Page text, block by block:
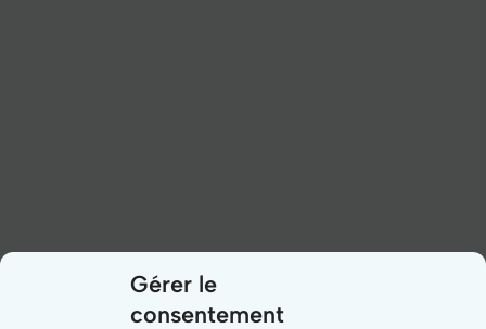
Gérer le
consentement